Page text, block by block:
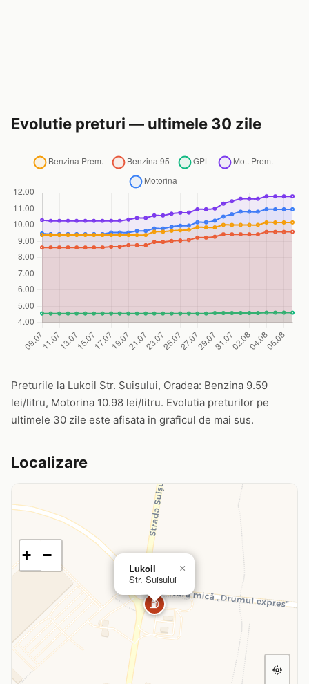
Evolutie preturi — ultimele 30 zile
Preturile la Lukoil Str. Suisului, Oradea: Benzina 9.59
lei/litru, Motorina 10.98 lei/litru. Evolutia preturilor pe
ultimele 30 zile este afisata in graficul de mai sus.
Localizare
⛽
Lukoil
Str. Suisului
×
+ −